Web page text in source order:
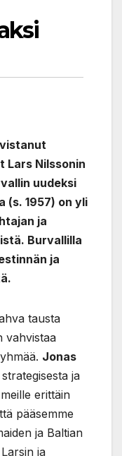
Lars Nilssonin
uudeksi
(s. 1957) on yli
ja
Burvallilla
ja
tausta
vahvistaa
Jonas
ja
erittäin
pääsemme
ja Baltian
ja